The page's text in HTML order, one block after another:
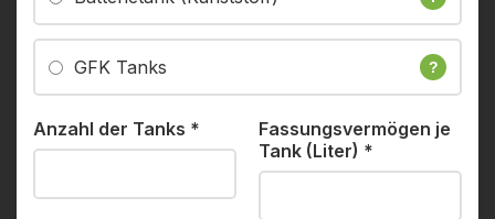
GFK Tanks ?
Anzahl der Tanks *
Fassungsvermögen je
Tank (Liter) *